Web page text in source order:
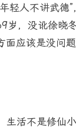
人不讲武德”
，没讹徐晓冬
应该是没问题
活不是修仙